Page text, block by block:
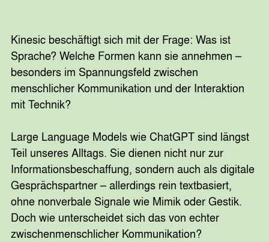
Kinesic beschäftigt sich mit der Frage: Was ist
Sprache? Welche Formen kann sie annehmen –
besonders im Spannungsfeld zwischen
menschlicher Kommunikation und der Interaktion
mit Technik?
Large Language Models wie ChatGPT sind längst
Teil unseres Alltags. Sie dienen nicht nur zur
Informationsbeschaffung, sondern auch als digitale
Gesprächspartner – allerdings rein textbasiert,
ohne nonverbale Signale wie Mimik oder Gestik.
Doch wie unterscheidet sich das von echter
zwischenmenschlicher Kommunikation?